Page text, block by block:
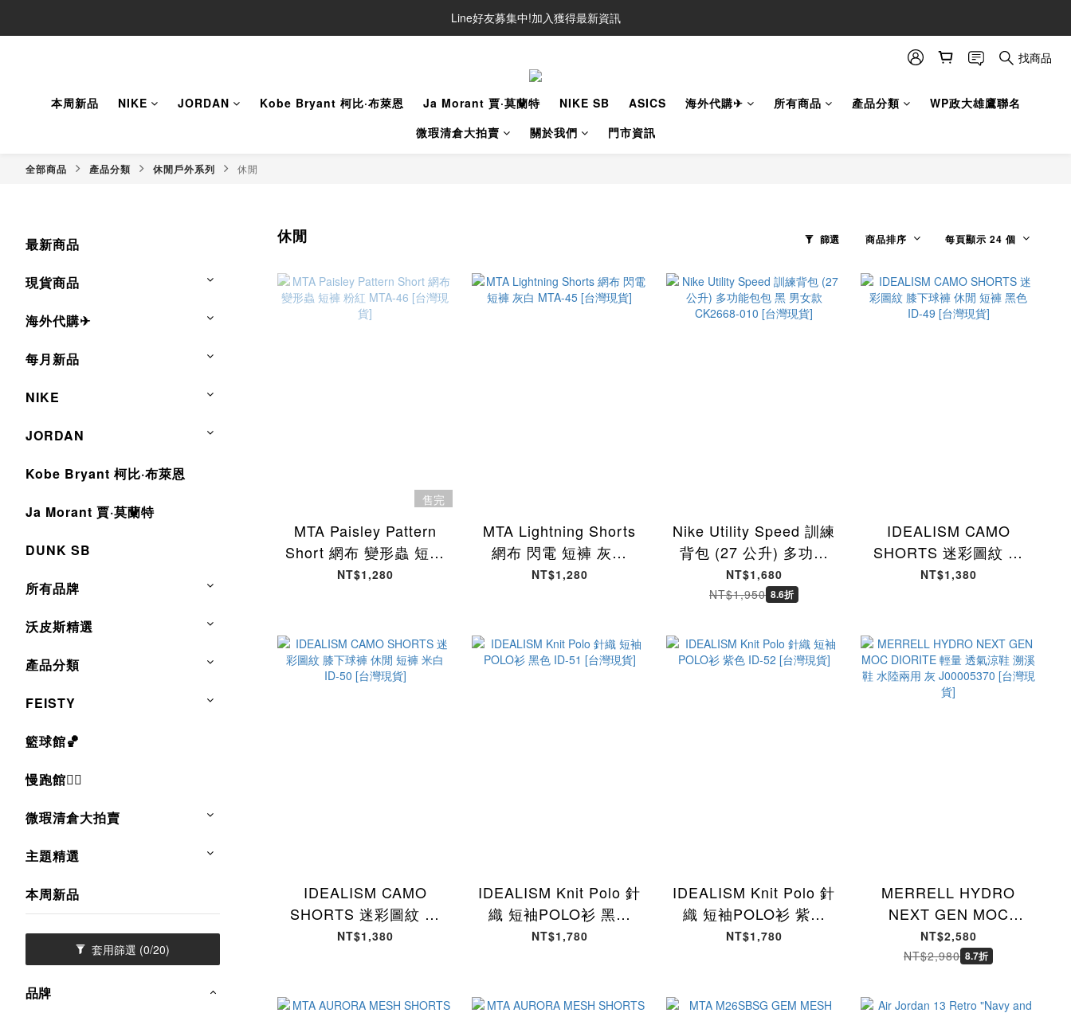
Line好友募集中!加入獲得最新資訊
Line好友募集中!加入獲得最新資訊
找商品
本周新品 NIKE JORDAN Kobe Bryant 柯比·布萊恩 Ja Morant 賈·莫蘭特 NIKE SB ASICS 海外代購✈ 所有商品 產品分類
WP政大雄鷹聯名
微瑕清倉大拍賣
關於我們 門市資訊
全部商品 產品分類 休閒戶外系列 休閒
最新商品
現貨商品
海外代購✈
每月新品
NIKE
JORDAN
Kobe Bryant 柯比·布萊恩
Ja Morant 賈·莫蘭特
DUNK SB
所有品牌
沃皮斯精選
產品分類
FEISTY
籃球館🏀
慢跑館🏃‍♂
微瑕清倉大拍賣
主題精選
本周新品
套用篩選 (0/20)
品牌
休閒 篩選 商品排序 每頁顯示 24 個
售完
MTA Paisley Pattern
Short 網布 變形蟲 短褲
粉紅 MTA-46 [台灣現
NT$1,280
MTA Lightning Shorts
網布 閃電 短褲 灰白
MTA-45 [台灣現貨]
NT$1,280
Nike Utility Speed 訓練
背包 (27 公升) 多功能
包包 黑 男女款
CK2668-010 [台灣現
NT$1,680
NT$1,950 8.6折
IDEALISM CAMO
SHORTS 迷彩圖紋 膝
下球褲 休閒 短褲 黑色
NT$1,380
IDEALISM CAMO
SHORTS 迷彩圖紋 膝
下球褲 休閒 短褲 米白
NT$1,380
IDEALISM Knit Polo 針
織 短袖POLO衫 黑色
ID-51 [台灣現貨]
NT$1,780
IDEALISM Knit Polo 針
織 短袖POLO衫 紫色
ID-52 [台灣現貨]
NT$1,780
MERRELL HYDRO
NEXT GEN MOC
DIORITE 輕量 透氣涼
鞋 溯溪鞋 水陸兩用 灰
NT$2,580
NT$2,980 8.7折